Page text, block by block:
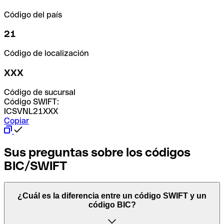
Código del país
21
Código de localización
XXX
Código de sucursal
Código SWIFT:
ICSVNL21XXX
Copiar
Sus preguntas sobre los códigos
BIC/SWIFT
¿Cuál es la diferencia entre un código SWIFT y un
código BIC?